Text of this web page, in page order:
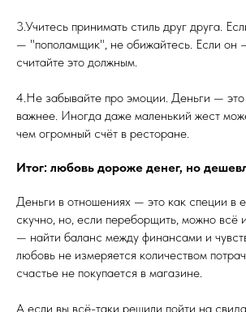
3.Учитесь принимать стиль друг друга.
— "пополамщик", не обижайтесь. Если он
считайте это должным.
4.Не забывайте про эмоции. Деньги — это
важнее. Иногда даже маленький жест
чем огромный счёт в ресторане.
Итог: любовь дороже денег, но
Деньги в отношениях — это как специи в
скучно, но, если переборщить, можно всё
— найти баланс между финансами и
любовь не измеряется количеством
счастье не покупается в магазине.
А если вы всё-таки решили пойти на